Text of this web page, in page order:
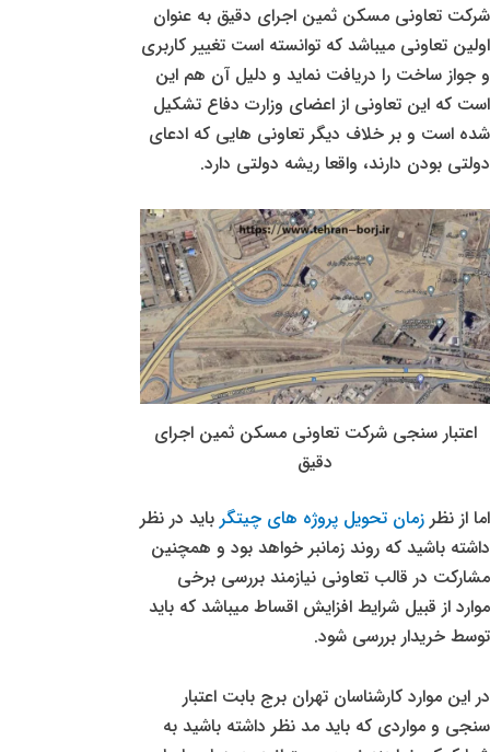
شرکت تعاونی مسکن ثمین اجرای دقیق به عنوان
اولین تعاونی میباشد که توانسته است تغییر کاربری
و جواز ساخت را دریافت نماید و دلیل آن هم این
است که این تعاونی از اعضای وزارت دفاع تشکیل
شده است و بر خلاف دیگر تعاونی هایی که ادعای
دولتی بودن دارند، واقعا ریشه دولتی دارد.
اعتبار سنجی شرکت تعاونی مسکن ثمین اجرای
دقیق
اما از نظر زمان تحویل پروژه های چیتگر باید در نظر
داشته باشید که روند زمانبر خواهد بود و همچنین
مشارکت در قالب تعاونی نیازمند بررسی برخی
موارد از قبیل شرایط افزایش اقساط میباشد که باید
توسط خریدار بررسی شود.
در این موارد کارشناسان تهران برج بابت اعتبار
سنجی و مواردی که باید مد نظر داشته باشید به